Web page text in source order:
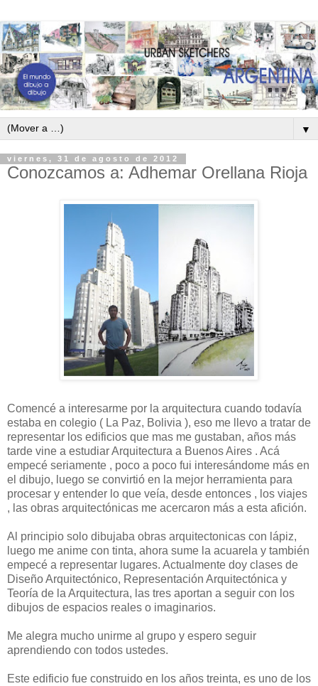
▼
viernes, 31 de agosto de 2012
Conozcamos a: Adhemar Orellana Rioja
Comencé a interesarme por la arquitectura cuando todavía
estaba en colegio ( La Paz, Bolivia ), eso me llevo a tratar de
representar los edificios que mas me gustaban, años más
tarde vine a estudiar Arquitectura a Buenos Aires . Acá
empecé seriamente , poco a poco fui interesándome más en
el dibujo, luego se convirtió en la mejor herramienta para
procesar y entender lo que veía, desde entonces , los viajes
, las obras arquitectónicas me acercaron más a esta afición.
Al principio solo dibujaba obras arquitectonicas con lápiz,
luego me anime con tinta, ahora sume la acuarela y también
empecé a representar lugares. Actualmente doy clases de
Diseño Arquitectónico, Representación Arquitectónica y
Teoría de la Arquitectura, las tres aportan a seguir con los
dibujos de espacios reales o imaginarios.
Me alegra mucho unirme al grupo y espero seguir
aprendiendo con todos ustedes.
Este edificio fue construido en los años treinta, es uno de los